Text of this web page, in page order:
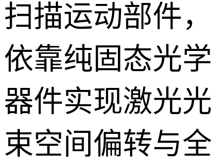
扫描运动部件，
依靠纯固态光学
器件实现激光光
束空间偏转与全